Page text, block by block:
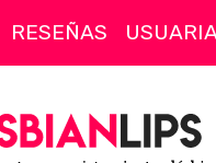
RESEÑAS